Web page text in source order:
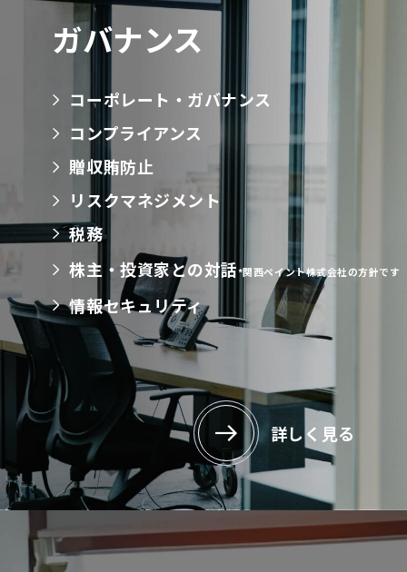
ガバナンス
コーポレート・ガバナンス
コンプライアンス
贈収賄防止
リスクマネジメント
税務
株主・投資家との対話*関西ペイント株式会社の方針です
情報セキュリティ
詳しく見る